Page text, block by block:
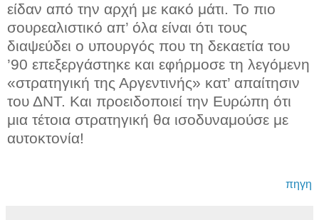
είδαν από την αρχή με κακό μάτι. Το πιο
σουρεαλιστικό απ’ όλα είναι ότι τους
διαψεύδει ο υπουργός που τη δεκαετία του
’90 επεξεργάστηκε και εφήρμοσε τη λεγόμενη
«στρατηγική της Αργεντινής» κατ’ απαίτησιν
του ΔΝΤ. Και προειδοποιεί την Ευρώπη ότι
μια τέτοια στρατηγική θα ισοδυναμούσε με
αυτοκτονία!
πηγη